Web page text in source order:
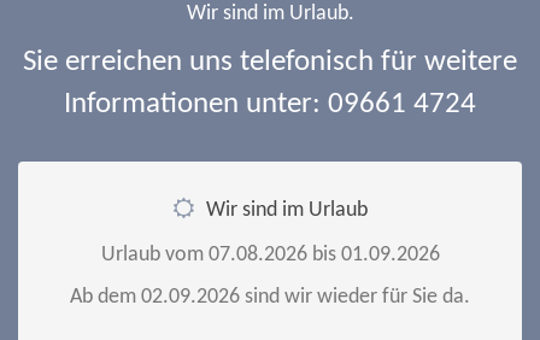
Wir sind im Urlaub.
Sie erreichen uns telefonisch für weitere
Informationen unter: 09661 4724
Wir sind im Urlaub
Urlaub vom 07.08.2026 bis 01.09.2026
Ab dem 02.09.2026 sind wir wieder für Sie da.